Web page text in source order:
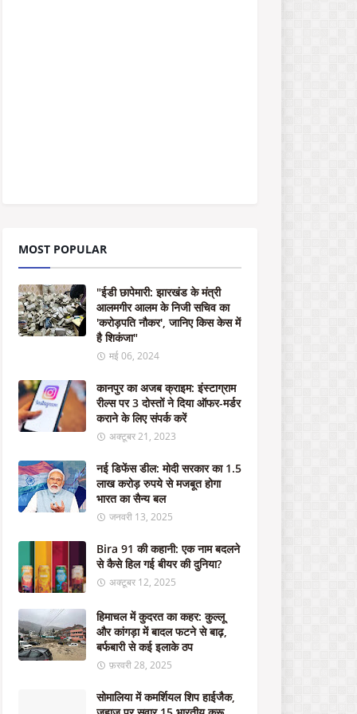
गी
र
ल
म
के
नि
चि
व
का
'
रो
ड़
प
ति
क
र
'
,
जा
नि
ए
कि
स
MOST POPULAR
"ईडी छापेमारी: झारखंड के मंत्री
आलमगीर आलम के निजी सचिव का
'करोड़पति नौकर', जानिए किस केस में
है शिकंजा"
मई 06, 2024
कानपुर का अजब क्राइम: इंस्टाग्राम
रील्स पर 3 दोस्तों ने दिया ऑफर-मर्डर
कराने के लिए संपर्क करें
अक्टूबर 21, 2023
नई डिफेंस डील: मोदी सरकार का 1.5
लाख करोड़ रुपये से मजबूत होगा
भारत का सैन्य बल
जनवरी 13, 2025
Bira 91 की कहानी: एक नाम बदलने
से कैसे हिल गई बीयर की दुनिया?
अक्टूबर 12, 2025
हिमाचल में कुदरत का कहर: कुल्लू
और कांगड़ा में बादल फटने से बाढ़,
बर्फबारी से कई इलाके ठप
फ़रवरी 28, 2025
सोमालिया में कमर्शियल शिप हाईजैक,